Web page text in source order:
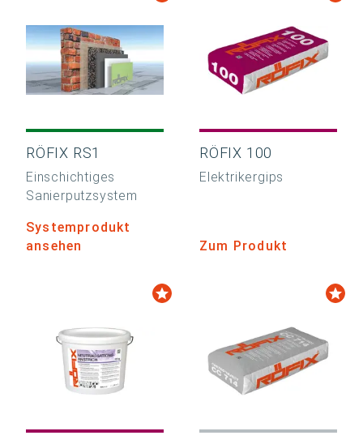
RÖFIX RS1
Einschichtiges
Sanierputzsystem
Systemprodukt
ansehen
RÖFIX 100
Elektrikergips
Zum Produkt